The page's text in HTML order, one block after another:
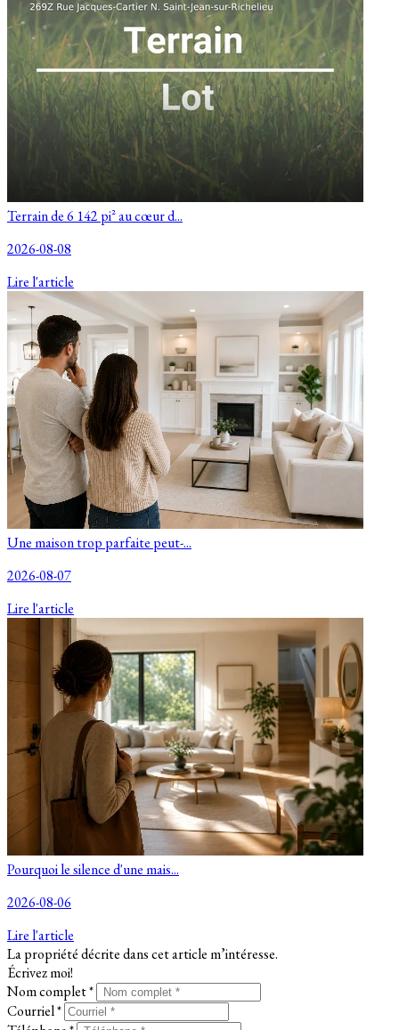
Terrain de 6 142 pi² au cœur d...
2026-08-08
Lire l'article
Une maison trop parfaite peut-...
2026-08-07
Lire l'article
Pourquoi le silence d'une mais...
2026-08-06
Lire l'article
La propriété décrite dans cet article m’intéresse.
Écrivez moi!
Nom complet *
Courriel *